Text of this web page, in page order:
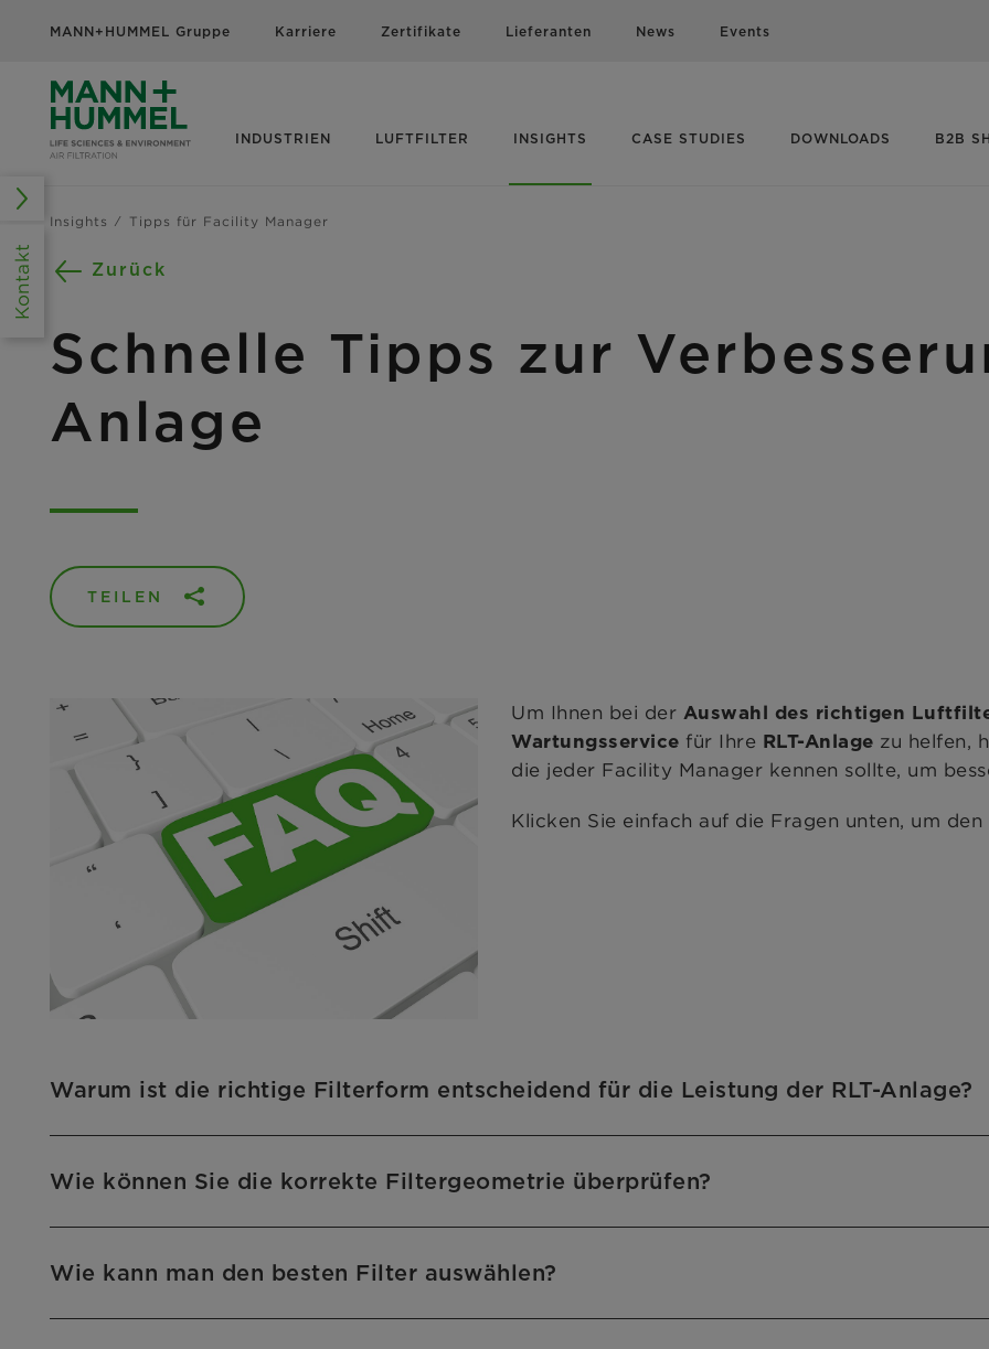
MANN+HUMMEL Gruppe Karriere Zertifikate Lieferanten News Events
INDUSTRIEN LUFTFILTER INSIGHTS CASE STUDIES DOWNLOADS B2B
Insights Tipps für Facility Manager
Zurück
Schnelle Tipps zur
Anlage
TEILEN
Um Ihnen bei der Auswahl des richtigen
Wartungsservice für Ihre RLT-Anlage zu helfen,
die jeder Facility Manager kennen sollte, um
Klicken Sie einfach auf die Fragen unten, um
Warum ist die richtige Filterform entscheidend für die Leistung der RLT-Anlage?
Wie können Sie die korrekte Filtergeometrie überprüfen?
Wie kann man den besten Filter auswählen?
Kontakt